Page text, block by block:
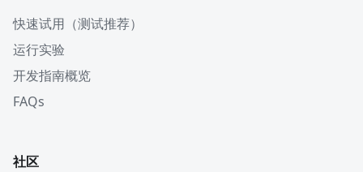
快速试用（测试推荐）
运行实验
开发指南概览
FAQs
社区